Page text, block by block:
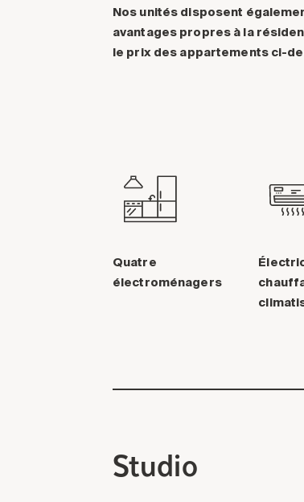
Nos unités disposent
avantages propres à la
le prix des appartements ci-
Quatre
électroménagers
Studio